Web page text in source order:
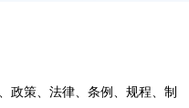
政策、法律、条例、规程、制